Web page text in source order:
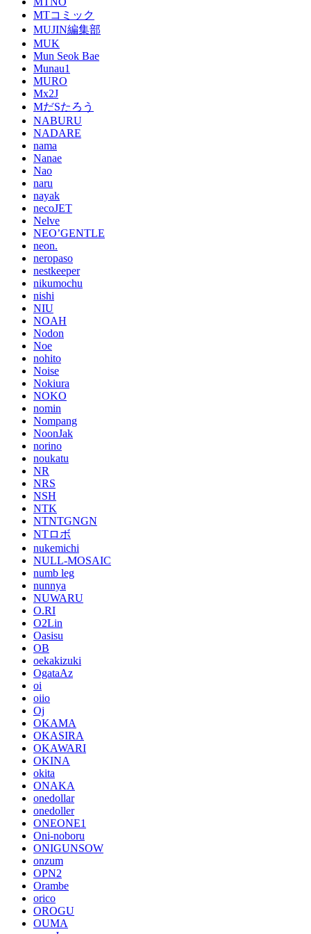
MTコミック
MUJIN編集部
MUK
Mun Seok Bae
Munau1
MURO
Mx2J
MだSたろう
NABURU
NADARE
nama
Nanae
Nao
naru
nayak
necoJET
Nelve
NEO’GENTLE
neon.
neropaso
nestkeeper
nikumochu
nishi
NIU
NOAH
Nodon
Noe
nohito
Noise
Nokiura
NOKO
nomin
Nompang
NoonJak
norino
noukatu
NR
NRS
NSH
NTK
NTNTGNGN
NTロボ
nukemichi
NULL-MOSAIC
numb leg
nunnya
NUWARU
O.RI
O2Lin
Oasisu
OB
oekakizuki
OgataAz
oi
oiio
Oj
OKAMA
OKASIRA
OKAWARI
OKINA
okita
ONAKA
onedollar
onedoller
ONEONE1
Oni-noboru
ONIGUNSOW
onzum
OPN2
Orambe
orico
OROGU
OUMA